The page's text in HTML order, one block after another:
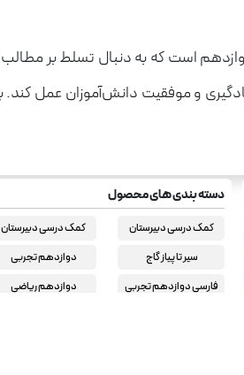
است که به دنبال تسلط بر مطالب
و موفقیت دانش‌آموزان عمل کند.
دسته بندی های محصول
کمک درسی دبیرستان
کمک درسی دبیرستان
سیر تا پیاز گاج
دوازدهم تجربی
فارسی دوازدهم تجربی
دوازدهم ریاضی